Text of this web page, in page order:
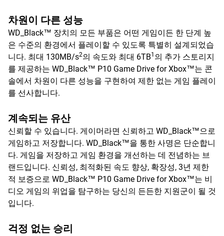
차원이 다른 성능
WD_Black™ 장치의 모든 부품은 어떤 게임이든 한 단계 높
은 수준의 환경에서 플레이할 수 있도록 특별히 설계되었습
니다. 최대 130MB/s2의 속도와 최대 6TB1 의 추가 스토리지
를 제공하는 WD_Black™ P10 Game Drive for Xbox™는 콘
솔에서 차원이 다른 성능을 구현하여 제한 없는 게임 플레이
를 선사합니다.
계속되는 유산
신뢰할 수 있습니다. 게이머라면 신뢰하고 WD_Black™으로
게임하고 저장합니다. WD_Black™을 통한 사명은 단순합니
다. 게임을 저장하고 게임 환경을 개선하는 데 전념하는 브
랜드입니다. 신뢰성, 최적화된 속도 향상, 확장성, 3년 제한
적 보증으로 WD_Black™ P10 Game Drive for Xbox™는 비
디오 게임의 위업을 탐구하는 당신의 든든한 지원군이 될 것
입니다.
걱정 없는 승리